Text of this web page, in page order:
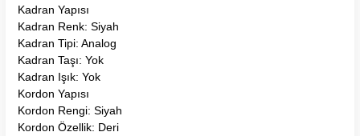
Kadran Yapısı
Kadran Renk: Siyah
Kadran Tipi: Analog
Kadran Taşı: Yok
Kadran Işık: Yok
Kordon Yapısı
Kordon Rengi: Siyah
Kordon Özellik: Deri